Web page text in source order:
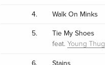
4. Walk On Minks
5.
Tie My Shoes
feat.Young Thug